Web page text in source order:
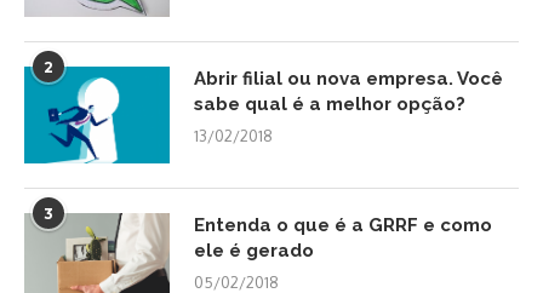
2
Abrir filial ou nova empresa. Você
sabe qual é a melhor opção?
13/02/2018
3
Entenda o que é a GRRF e como
ele é gerado
05/02/2018